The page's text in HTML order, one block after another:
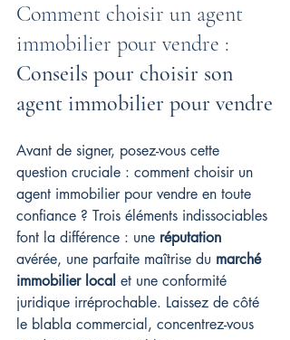
Comment choisir un agent
immobilier pour vendre :
Conseils pour choisir son
agent immobilier pour vendre
Avant de signer, posez-vous cette
question cruciale : comment choisir un
agent immobilier pour vendre en toute
confiance ? Trois éléments indissociables
font la différence : une réputation
avérée, une parfaite maîtrise du marché
immobilier local et une conformité
juridique irréprochable. Laissez de côté
le blabla commercial, concentrez-vous